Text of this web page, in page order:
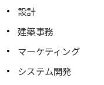
設計
建築事務
マーケティング
システム開発